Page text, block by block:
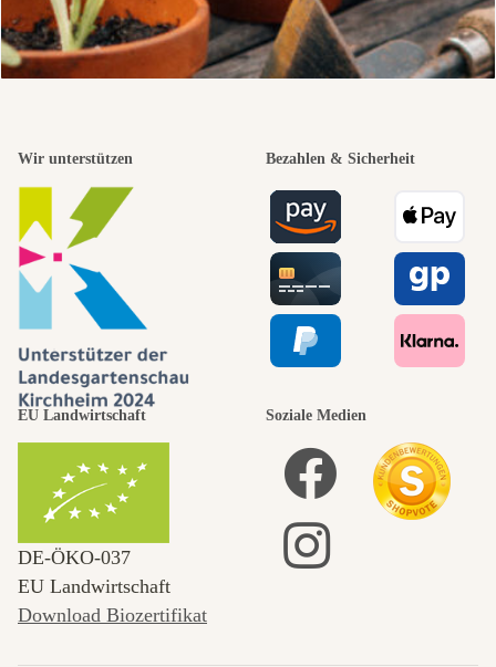
Wir unterstützen Bezahlen & Sicherheit
EU Landwirtschaft
DE‑ÖKO‑037
EU Landwirtschaft
Download Biozertifikat
Soziale Medien